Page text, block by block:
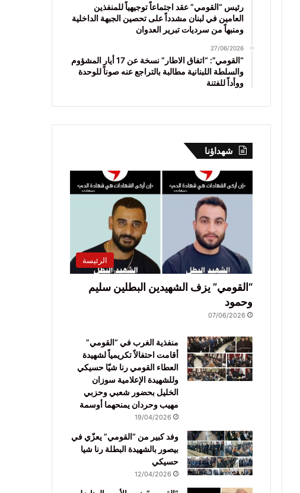
رئيس “القومي” عقد اجتماعاً توجيهياً للمنفذين
العامين في لبنان مشدداً على تحصين الجبهة الداخلية
ومنبهاً من سرديات تبرير العدوان
27/06/2026
“القومي”: “اتفاق الاطار” نسخة عن 17 أيار المشؤوم
والسلطة اللبنانية مطالبة بالتراجع عنه صوناً للوحدة
ووأداً للفتنة
شهداؤنا
الرئيسة
“القومي” يزف الشهيدين البطلين سليم
وحمود
07/06/2026
منفذية الغرب في “القومي”
أقامت احتفالاً تكريمياً لشهيدة
العطاء القومي رنا شيّا حسيكي
وللشهيدة الإعلامية سوزان
الخليل بحضور شعبي وحزبي
مهيب وحردان يمنحهما أوسمة
19/04/2026
وفد كبير من “القومي” يعزّي في
بيصور بالشهيدة البطلة رنا شيا
حسيكي
12/04/2026